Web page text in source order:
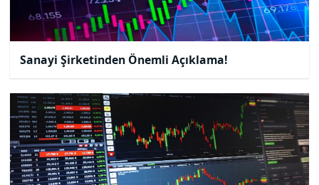
Sanayi Şirketinden Önemli Açıklama!